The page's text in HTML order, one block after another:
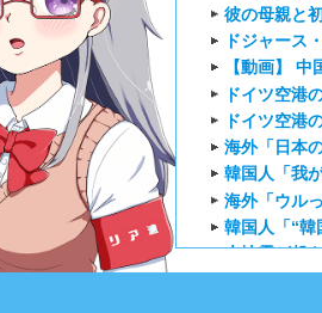
彼の母親と
ドジャース
【動画】
ドイツ空港
ドイツ空港
海外「日本
韓国人「我
海外「ウル
韓国人「“
大地震が起